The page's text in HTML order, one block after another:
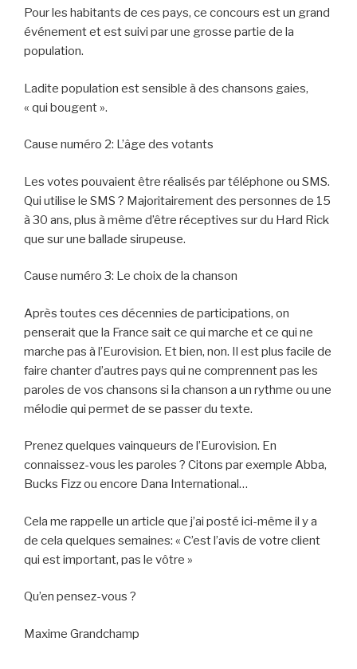
Pour les habitants de ces pays, ce concours est un grand
événement et est suivi par une grosse partie de la
population.
Ladite population est sensible à des chansons gaies,
« qui bougent ».
Cause numéro 2: L’âge des votants
Les votes pouvaient être réalisés par téléphone ou SMS.
Qui utilise le SMS ? Majoritairement des personnes de 15
à 30 ans, plus à même d’être réceptives sur du Hard Rick
que sur une ballade sirupeuse.
Cause numéro 3: Le choix de la chanson
Après toutes ces décennies de participations, on
penserait que la France sait ce qui marche et ce qui ne
marche pas à l’Eurovision. Et bien, non. Il est plus facile de
faire chanter d’autres pays qui ne comprennent pas les
paroles de vos chansons si la chanson a un rythme ou une
mélodie qui permet de se passer du texte.
Prenez quelques vainqueurs de l’Eurovision. En
connaissez-vous les paroles ? Citons par exemple Abba,
Bucks Fizz ou encore Dana International…
Cela me rappelle un article que j’ai posté ici-même il y a
de cela quelques semaines: « C’est l’avis de votre client
qui est important, pas le vôtre »
Qu’en pensez-vous ?
Maxime Grandchamp